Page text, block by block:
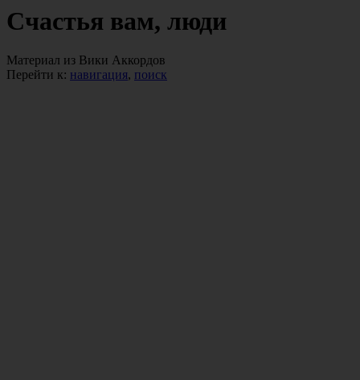
Счастья вам, люди
Материал из Вики Аккордов
Перейти к: навигация, поиск